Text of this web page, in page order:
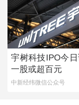
宇树科技IPO今日
一股或超百元
中新经纬微信公众号